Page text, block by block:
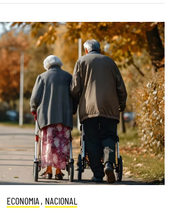
ECONOMIA , NACIONAL